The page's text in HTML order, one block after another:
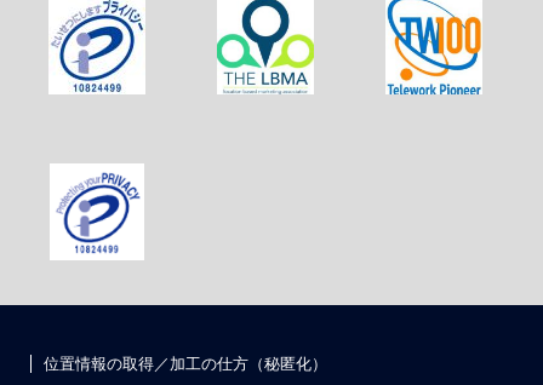
位置情報の取得／加工の仕方（秘匿化）